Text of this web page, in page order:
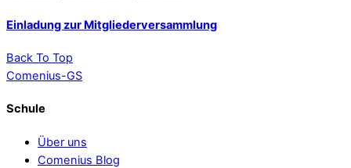
Einladung zur Mitgliederversammlung
Back To Top
Comenius-GS
Schule
Über uns
Comenius Blog